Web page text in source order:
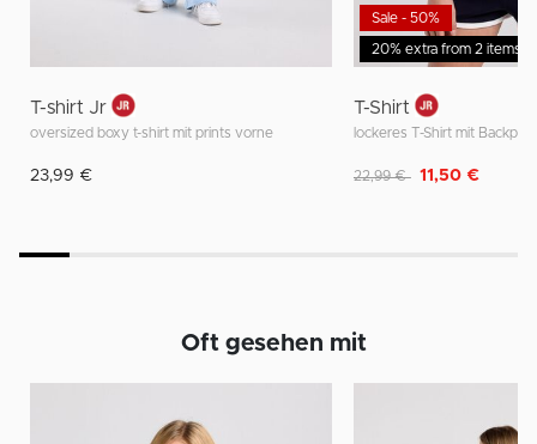
T-shirt Jr
oversized boxy t-shirt mit prints vorne
23,99 €
20% extra from 2 items
Sale - 50%
T-Shirt
lockeres T-Shirt mit
Reduziert von
22,99 € auf
11,50 €
Oft gesehen mit